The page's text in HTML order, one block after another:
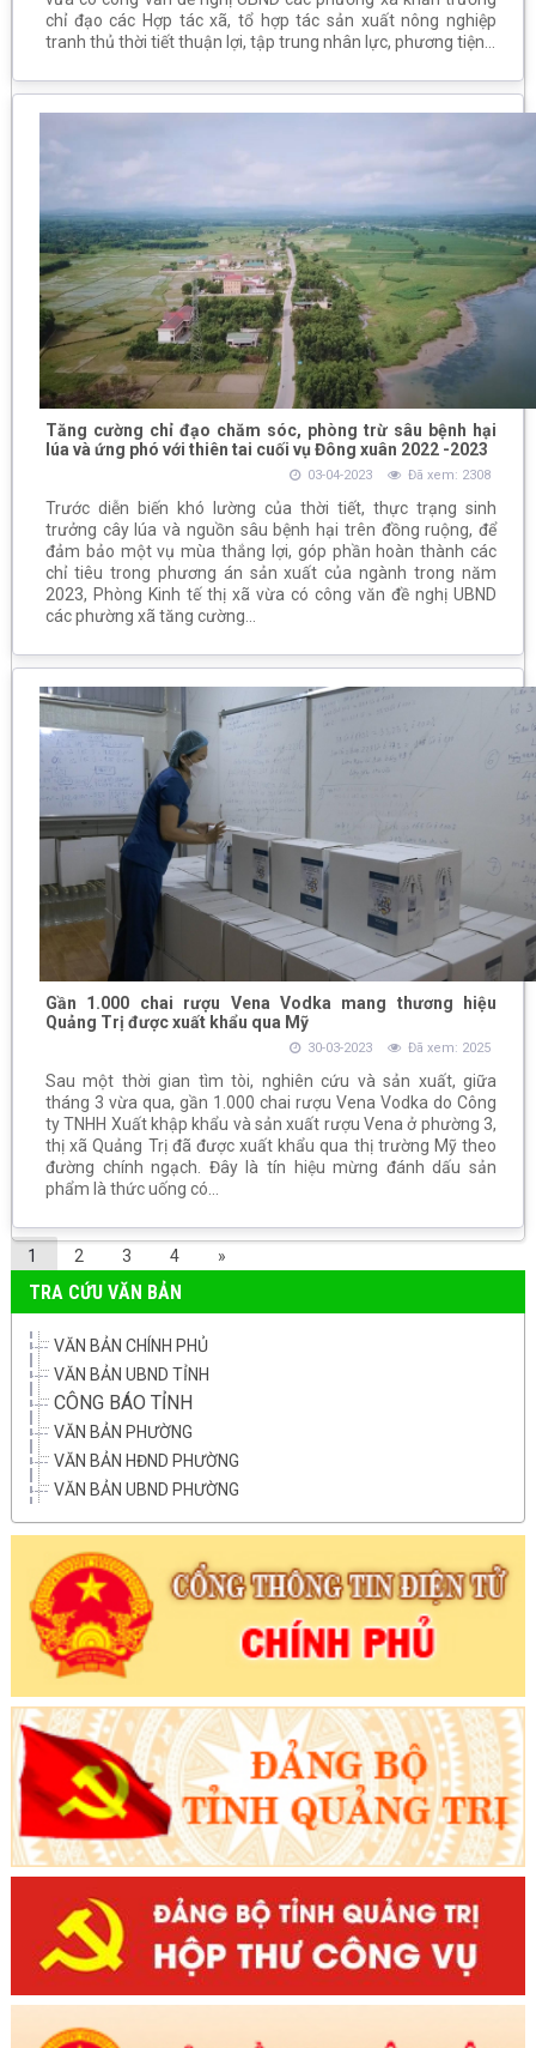
chỉ đạo các Hợp tác xã, tổ hợp tác sản xuất nông nghiệp
tranh thủ thời tiết thuận lợi, tập trung nhân lực, phương tiện...
Tăng cường chỉ đạo chăm sóc, phòng trừ sâu bệnh hại
lúa và ứng phó với thiên tai cuối vụ Đông xuân 2022 -2023
03-04-2023 Đã xem: 2308
Trước diễn biến khó lường của thời tiết, thực trạng sinh
trưởng cây lúa và nguồn sâu bệnh hại trên đồng ruộng, để
đảm bảo một vụ mùa thắng lợi, góp phần hoàn thành các
chỉ tiêu trong phương án sản xuất của ngành trong năm
2023, Phòng Kinh tế thị xã vừa có công văn đề nghị UBND
các phường xã tăng cường...
Gần 1.000 chai rượu Vena Vodka mang thương hiệu
Quảng Trị được xuất khẩu qua Mỹ
30-03-2023 Đã xem: 2025
Sau một thời gian tìm tòi, nghiên cứu và sản xuất, giữa
tháng 3 vừa qua, gần 1.000 chai rượu Vena Vodka do Công
ty TNHH Xuất khập khẩu và sản xuất rượu Vena ở phường 3,
thị xã Quảng Trị đã được xuất khẩu qua thị trường Mỹ theo
đường chính ngạch. Đây là tín hiệu mừng đánh dấu sản
phẩm là thức uống có...
1 2 3 4 »
TRA CỨU VĂN BẢN
VĂN BẢN CHÍNH PHỦ
VĂN BẢN UBND TỈNH
CÔNG BÁO TỈNH
VĂN BẢN PHƯỜNG
VĂN BẢN HĐND PHƯỜNG
VĂN BẢN UBND PHƯỜNG